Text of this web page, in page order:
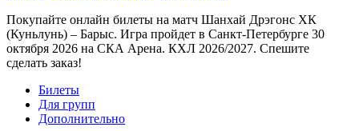
Покупайте онлайн билеты на матч Шанхай Дрэгонс ХК
(Куньлунь) – Барыс. Игра пройдет в Санкт-Петербурге 30
октября 2026 на СКА Арена. КХЛ 2026/2027. Спешите
сделать заказ!
Билеты
Для групп
Дополнительно